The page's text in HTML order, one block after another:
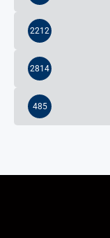
2212
2814
485